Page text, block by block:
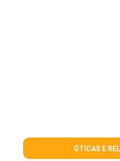
ÓTICAS E